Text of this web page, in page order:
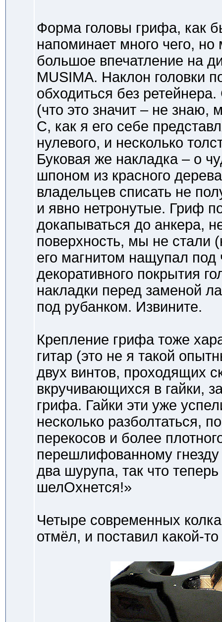
Форма головы грифа, как
напоминает много чего,
большое впечатление на
MUSIMA. Наклон головки
обходиться без
(что это значит – не знаю,
С, как я его себе
нулевого, и несколько
Буковая же накладка – о
шпоном из красного
владельцев списать не
и явно нетронутые. Гриф
докапываться до анкера,
поверхность, мы не стали
его магнитом нащупал
декоративного покрытия
накладки перед заменой
под рубанком. Извините.
Крепление грифа тоже
гитар (это не я такой
двух винтов, проходящих
вкручивающихся в гайки,
грифа. Гайки эти уже
несколько разболтаться,
перекосов и более
перешлифованному
два шурупа, так что
шелОхнется!»
Четыре современных
отмёл, и поставил какой-